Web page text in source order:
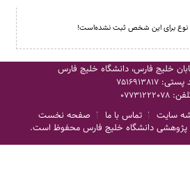
نوع برای این شخص ثبت نشده‌است!
خلیج فارس، دانشگاه خلیج فارس
پستی:7516913817
07731222078
صفحه نخست تماس با ما سایت
پژوهشی دانشگاه خلیج فارس محفوظ است.